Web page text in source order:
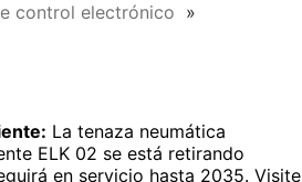
control electrónico
La tenaza neumática
ELK 02 se está retirando
en servicio hasta 2035. Visite